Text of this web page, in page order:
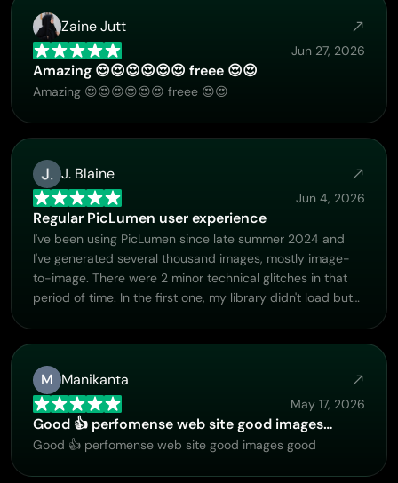
Zaine Jutt
Jun 27, 2026
Amazing 😍😍😍😍😍😍 freee 😍😍
Amazing 😍😍😍😍😍😍 freee 😍😍
J. Blaine
Jun 4, 2026
Regular PicLumen user experience
I've been using PicLumen since late summer 2024 and
I've generated several thousand images, mostly image-
to-image. There were 2 minor technical glitches in that
period of time. In the first one, my library didn't load but
support team and the issue was fixed the next day. I also
requested PicLumen to provide a PayPal payment
method when they switched to subscription - and they
listened and responded to my request. I appreciate their
responsiveness and customer service. In my
communication with their support team, I found them
M Manikanta
May 17, 2026
Good 👍 perfomense web site good images…
Good 👍 perfomense web site good images good